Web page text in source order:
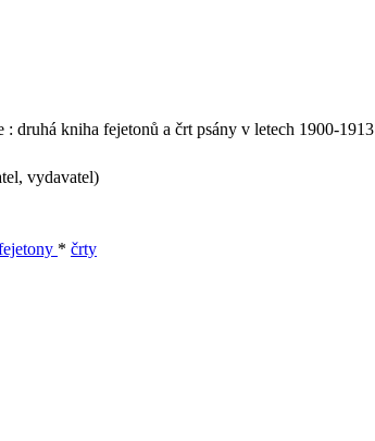
druhá kniha fejetonů a črt psány v letech 1900-1913
vydavatel)
* črty